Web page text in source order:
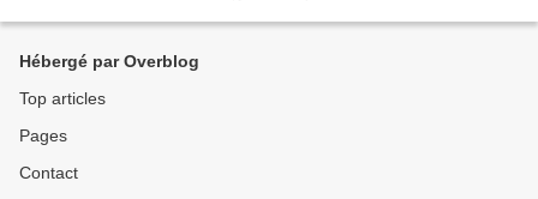
Hébergé par Overblog
Top articles
Pages
Contact